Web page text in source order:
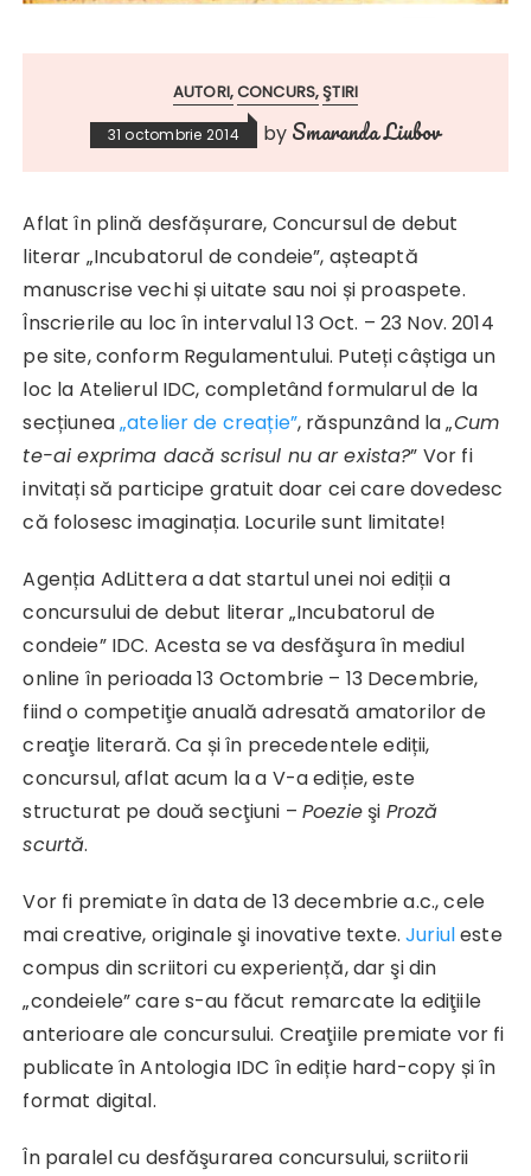
AUTORI CONCURS ŞTIRI
31 octombrie 2014 by Smaranda Liubov
Aflat în plină desfășurare, Concursul de debut
literar „Incubatorul de condeie”, așteaptă
manuscrise vechi și uitate sau noi și proaspete.
Înscrierile au loc în intervalul 13 Oct. – 23 Nov. 2014
pe site, conform Regulamentului. Puteți câștiga un
loc la Atelierul IDC, completând formularul de la
secțiunea„atelier de creație”, răspunzând la „Cum
te-ai exprima dacă scrisul nu ar exista?” Vor fi
invitați să participe gratuit doar cei care dovedesc
că folosesc imaginația. Locurile sunt limitate!
Agenția AdLittera a dat startul unei noi ediții a
concursului de debut literar „Incubatorul de
condeie” IDC. Acesta se va desfăşura în mediul
online în perioada 13 Octombrie – 13 Decembrie,
fiind o competiţie anuală adresată amatorilor de
creaţie literară. Ca și în precedentele ediții,
concursul, aflat acum la a V-a ediție, este
structurat pe două secţiuni – Poezieşi Proză
scurtă.
Vor fi premiate în data de 13 decembrie a.c., cele
mai creative, originale şi inovative texte.Juriuleste
compus din scriitori cu experiență, dar şi din
„condeiele” care s-au făcut remarcate la ediţiile
anterioare ale concursului. Creaţiile premiate vor fi
publicate în Antologia IDC în ediție hard-copy și în
format digital.
În paralel cu desfăşurarea concursului, scriitorii